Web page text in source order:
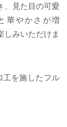
、見た目の可愛
華やかさが増
しみいただけま
工を施したフル